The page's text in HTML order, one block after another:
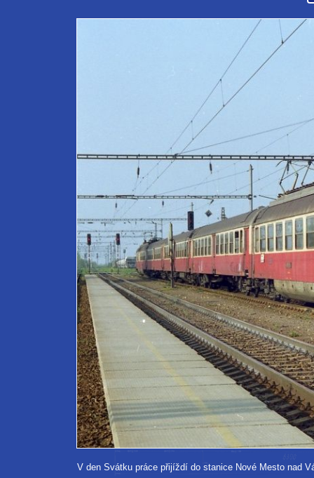
V den Svátku práce přijíždí do stanice Nové Mesto nad